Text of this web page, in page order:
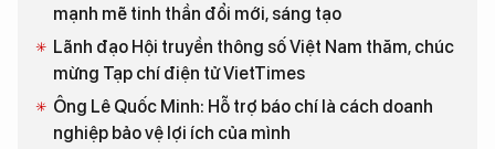
mạnh mẽ tinh thần đổi mới, sáng tạo
Lãnh đạo Hội truyền thông số Việt Nam thăm, chúc
mừng Tạp chí điện tử VietTimes
Ông Lê Quốc Minh: Hỗ trợ báo chí là cách doanh
nghiệp bảo vệ lợi ích của mình